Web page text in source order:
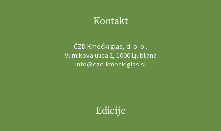
Kontakt
ČZD Kmečki glas, d. o. o .
Vurnikova ulica 2, 1000 Ljubljana
info@czd-kmeckiglas.si
Edicije